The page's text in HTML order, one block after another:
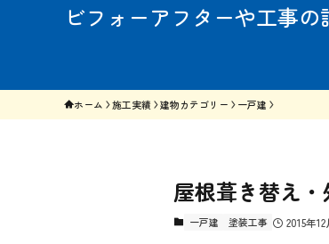
ビフォーアフターや工事の
ホーム 施工実績 建物カテゴリー 一戸建
屋根葺き替え
一戸建 塗装工事 2015年